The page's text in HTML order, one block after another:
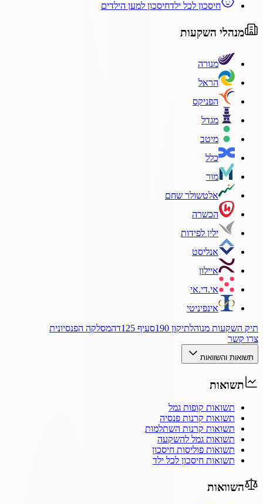
חיסכון לכל ילדחיסכון למען הילדים
מנהלי השקעות
מנורה
הראל
הפניקס
מגדל
מיטב
כלל
מור
אלטשולר שחם
הכשרה
ילין לפידות
אנליסט
איילון
אי.די.אי
אינפיניטי
תיק השקעות מנוהלתיקון 190 סעיף 125ד
המסלקה הפנסיונית
צרו קשר
תשואות והשוואות
תשואות
תשואות קופות גמל
תשואות קרנות פנסיה
תשואות קרנות השתלמות
תשואות גמל להשקעה
תשואות פוליסות חיסכון
תשואות חיסכון לכל ילד
השוואות